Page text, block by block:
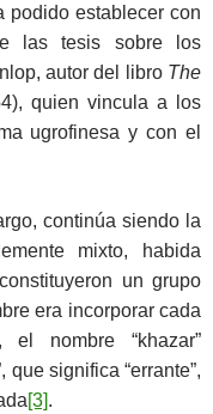
podido establecer con
las tesis sobre los
autor del libro The
quien vincula a los
ugrofinesa y con el
continúa siendo la
mixto, habida
un grupo
era incorporar cada
el nombre “khazar”
que significa “errante”,
[3].